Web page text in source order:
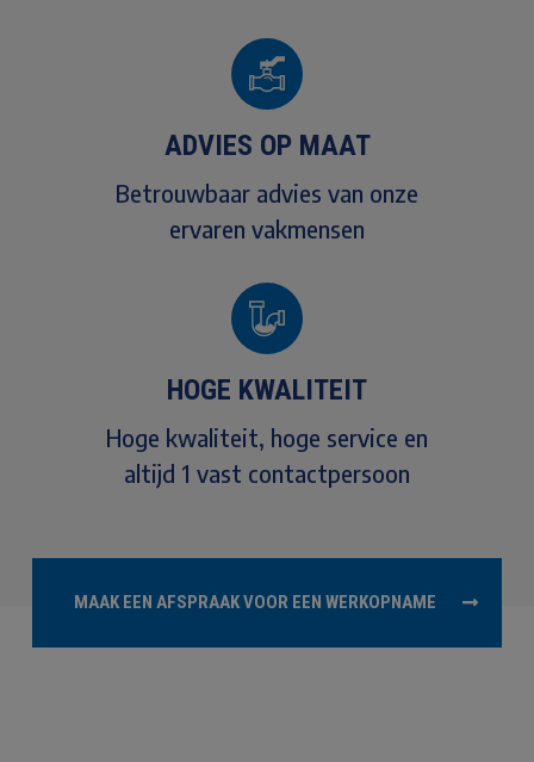
ADVIES OP MAAT
Betrouwbaar advies van onze
ervaren vakmensen
HOGE KWALITEIT
Hoge kwaliteit, hoge service en
altijd 1 vast contactpersoon
MAAK EEN AFSPRAAK VOOR EEN WERKOPNAME